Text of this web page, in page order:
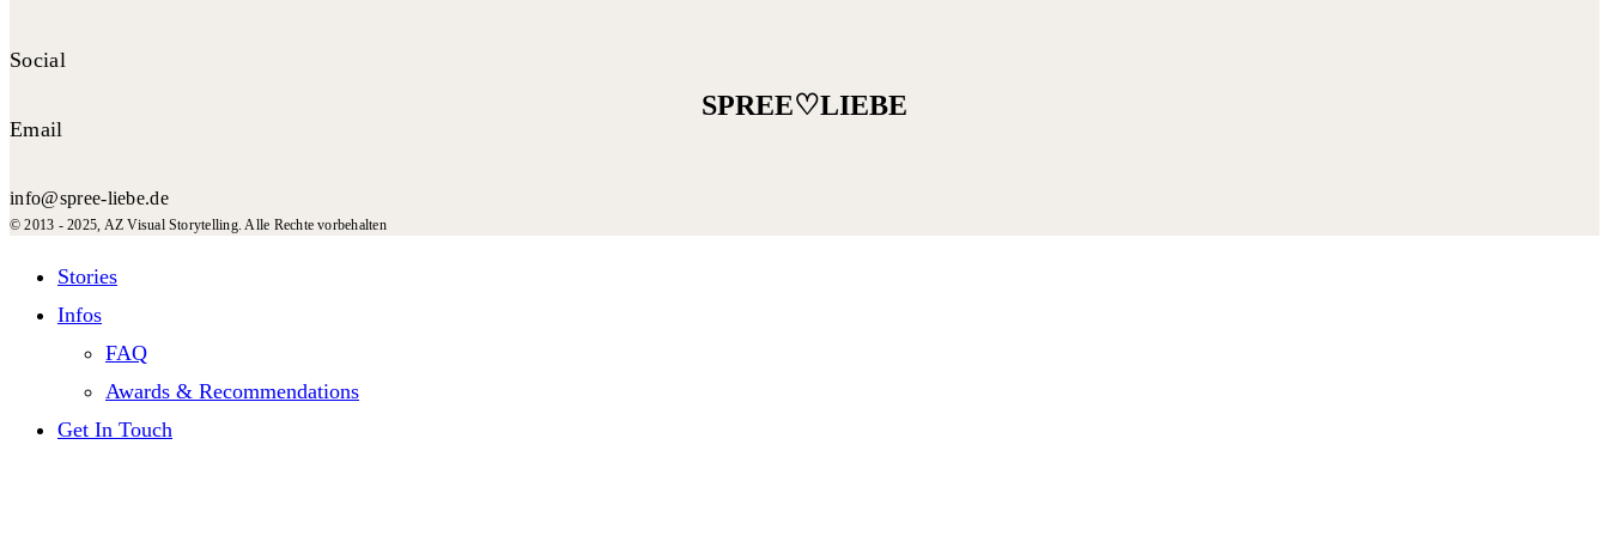
Social
Email
info@spree-liebe.de
© 2013 - 2025, AZ Visual Storytelling. Alle Rechte vorbehalten
Stories
Infos
FAQ
Awards & Recommendations
Get In Touch